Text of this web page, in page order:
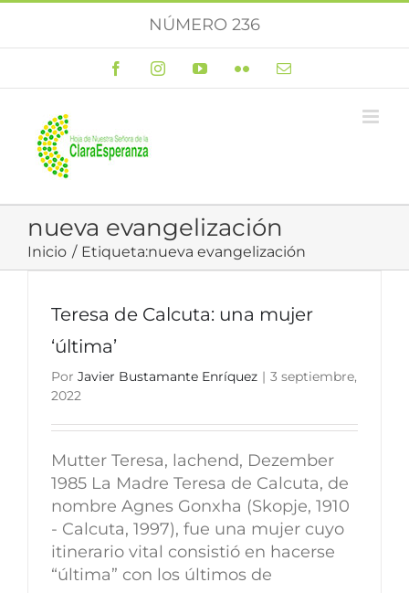
NÚMERO 236
FacebookInstagramYouTubeFlickr Correo
nueva evangelización
Inicio Etiqueta:nueva evangelización
Teresa de Calcuta: una mujer
‘última’
Por Javier Bustamante Enríquez | 3 septiembre,
2022
Mutter Teresa, lachend, Dezember
1985 La Madre Teresa de Calcuta, de
nombre Agnes Gonxha (Skopje, 1910
- Calcuta, 1997), fue una mujer cuyo
itinerario vital consistió en hacerse
“última” con los últimos de